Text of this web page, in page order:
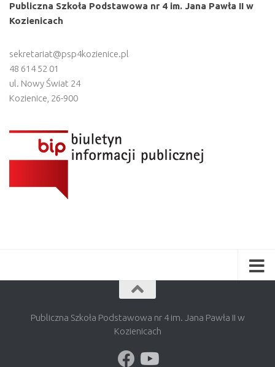
Publiczna Szkoła Podstawowa nr 4 im. Jana Pawła II w
Kozienicach
sekretariat@psp4kozienice.pl
48 614 52 01
ul. Nowy Świat 24
Kozienice 26-900
Publiczna Szkoła Podstawowa nr 4 im. Jana Pawła II w
Kozienicach